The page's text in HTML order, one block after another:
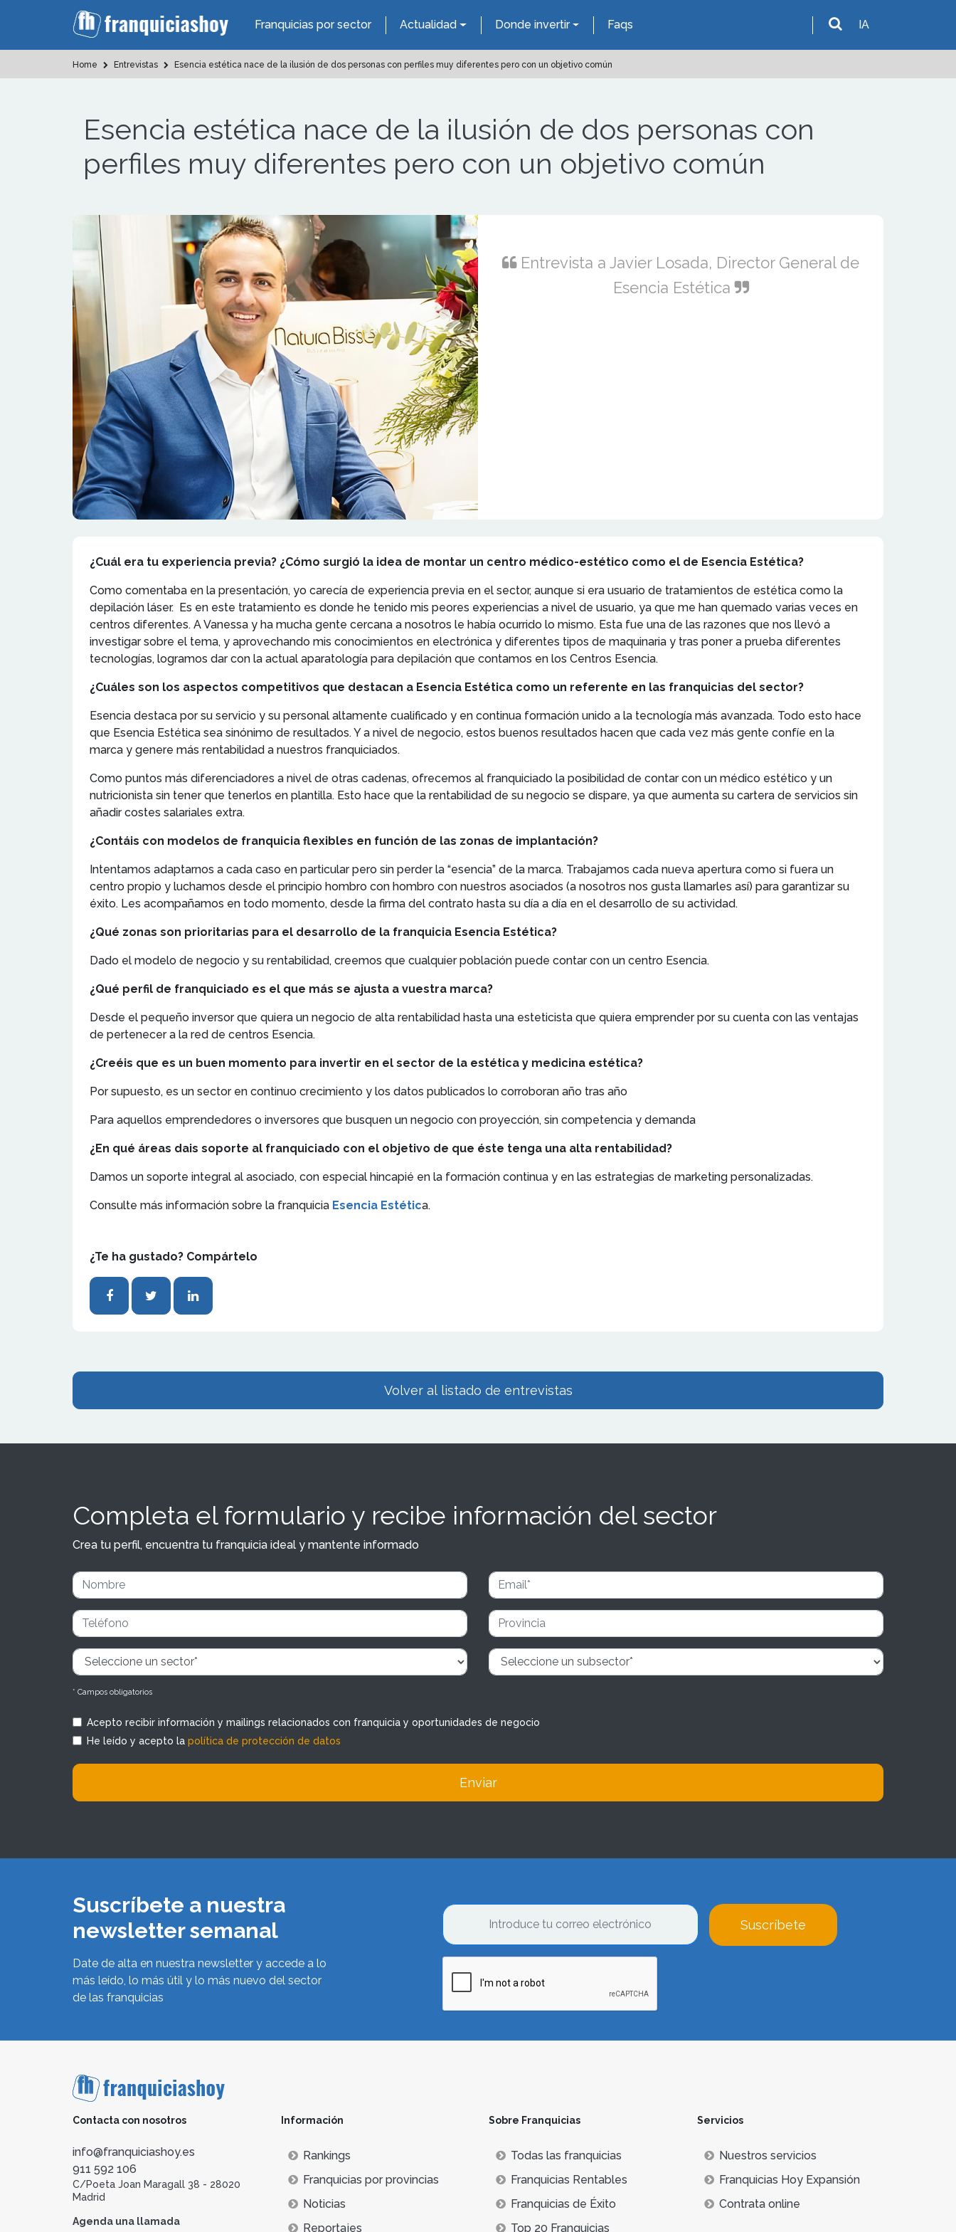
Franquicias por sector Actualidad Donde invertir Faqs IA
Home Entrevistas Esencia estética nace de la ilusión de dos personas con perfiles muy diferentes pero con un objetivo común
Esencia estética nace de la ilusión de dos personas con
perfiles muy diferentes pero con un objetivo común
Entrevista a Javier Losada, Director General de
Esencia Estética
¿Cuál era tu experiencia previa? ¿Cómo surgió la idea de montar un centro médico-estético como el de Esencia Estética?
Como comentaba en la presentación, yo carecía de experiencia previa en el sector, aunque si era usuario de tratamientos de estética como la
depilación láser. Es en este tratamiento es donde he tenido mis peores experiencias a nivel de usuario, ya que me han quemado varias veces en
centros diferentes. A Vanessa y ha mucha gente cercana a nosotros le había ocurrido lo mismo. Esta fue una de las razones que nos llevó a
investigar sobre el tema, y aprovechando mis conocimientos en electrónica y diferentes tipos de maquinaria y tras poner a prueba diferentes
tecnologías, logramos dar con la actual aparatología para depilación que contamos en los Centros Esencia.
¿Cuáles son los aspectos competitivos que destacan a Esencia Estética como un referente en las franquicias del sector?
Esencia destaca por su servicio y su personal altamente cualificado y en continua formación unido a la tecnología más avanzada. Todo esto hace
que Esencia Estética sea sinónimo de resultados. Y a nivel de negocio, estos buenos resultados hacen que cada vez más gente confíe en la
marca y genere más rentabilidad a nuestros franquiciados.
Como puntos más diferenciadores a nivel de otras cadenas, ofrecemos al franquiciado la posibilidad de contar con un médico estético y un
nutricionista sin tener que tenerlos en plantilla. Esto hace que la rentabilidad de su negocio se dispare, ya que aumenta su cartera de servicios sin
añadir costes salariales extra.
¿Contáis con modelos de franquicia flexibles en función de las zonas de implantación?
Intentamos adaptarnos a cada caso en particular pero sin perder la “esencia” de la marca. Trabajamos cada nueva apertura como si fuera un
centro propio y luchamos desde el principio hombro con hombro con nuestros asociados (a nosotros nos gusta llamarles así) para garantizar su
éxito. Les acompañamos en todo momento, desde la firma del contrato hasta su día a día en el desarrollo de su actividad.
¿Qué zonas son prioritarias para el desarrollo de la franquicia Esencia Estética?
Dado el modelo de negocio y su rentabilidad, creemos que cualquier población puede contar con un centro Esencia.
¿Qué perfil de franquiciado es el que más se ajusta a vuestra marca?
Desde el pequeño inversor que quiera un negocio de alta rentabilidad hasta una esteticista que quiera emprender por su cuenta con las ventajas
de pertenecer a la red de centros Esencia.
¿Creéis que es un buen momento para invertir en el sector de la estética y medicina estética?
Por supuesto, es un sector en continuo crecimiento y los datos publicados lo corroboran año tras año
Para aquellos emprendedores o inversores que busquen un negocio con proyección, sin competencia y demanda
¿En qué áreas dais soporte al franquiciado con el objetivo de que éste tenga una alta rentabilidad?
Damos un soporte integral al asociado, con especial hincapié en la formación continua y en las estrategias de marketing personalizadas.
Consulte más información sobre la franquicia Esencia Estética.
¿Te ha gustado? Compártelo
Volver al listado de entrevistas
Completa el formulario y recibe información del sector
Crea tu perfil, encuentra tu franquicia ideal y mantente informado
* Campos obligatorios
Acepto recibir información y mailings relacionados con franquicia y oportunidades de negocio
He leído y acepto la política de protección de datos
Enviar
Suscríbete a nuestra
newsletter semanal
Date de alta en nuestra newsletter y accede a lo
más leído, lo más útil y lo más nuevo del sector
de las franquicias
Suscríbete
Contacta con nosotros
info@franquiciashoy.es
911 592 106
C/Poeta Joan Maragall 38 - 28020
Madrid
Agenda una llamada
Información
Rankings
Franquicias por provincias
Noticias
Reportajes
Sobre Franquicias
Todas las franquicias
Franquicias Rentables
Franquicias de Éxito
Top 20 Franquicias
Servicios
Nuestros servicios
Franquicias Hoy Expansión
Contrata online